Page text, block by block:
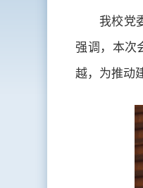
我校党
强调，本次
越，为推动